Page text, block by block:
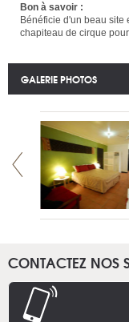
Bon à savoir :
Bénéficie d'un beau site
chapiteau de cirque
GALERIE PHOTOS
CONTACTEZ NOS